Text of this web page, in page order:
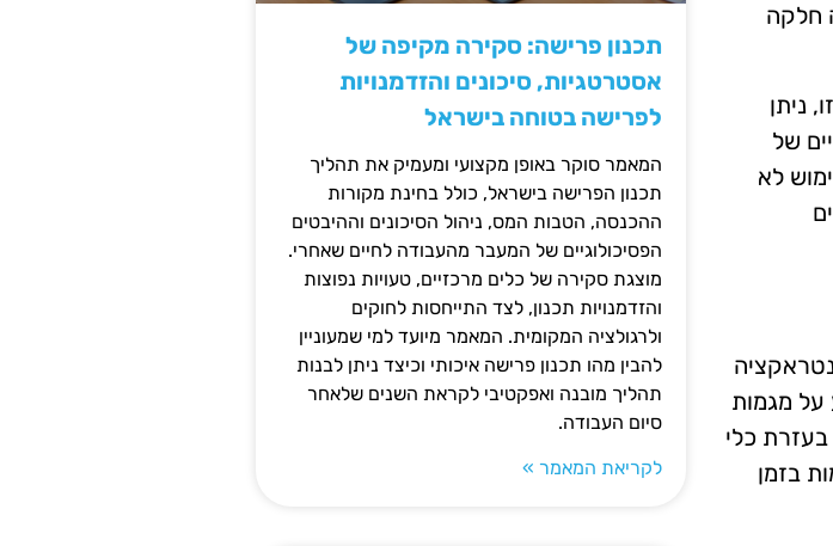
חלקה
ניתן
של
לא
על מגמות
בעזרת כלי
בזמן
תכנון פרישה: סקירה מקיפה של
אסטרטגיות, סיכונים והזדמנויות
לפרישה בטוחה בישראל
המאמר סוקר באופן מקצועי ומעמיק את תהליך
תכנון הפרישה בישראל, כולל בחינת מקורות
ההכנסה, הטבות המס, ניהול הסיכונים וההיבטים
הפסיכולוגיים של המעבר מהעבודה לחיים שאחרי.
מוצגת סקירה של כלים מרכזיים, טעויות נפוצות
והזדמנויות תכנון, לצד התייחסות לחוקים
ולרגולציה המקומית. המאמר מיועד למי שמעוניין
להבין מהו תכנון פרישה איכותי וכיצד ניתן לבנות
תהליך מובנה ואפקטיבי לקראת השנים שלאחר
סיום העבודה.
לקריאת המאמר »